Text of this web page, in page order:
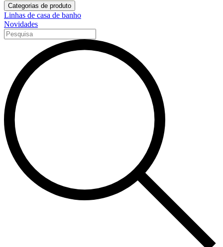
Categorias de produto
Linhas de casa de banho
Novidades